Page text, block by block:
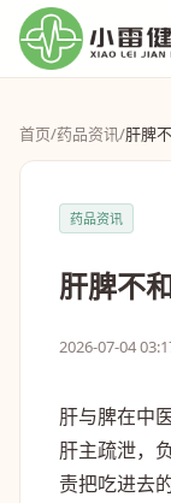
首页/药品资讯/肝脾
药品资讯
肝脾不
2026-07-04
肝与脾在中
肝主疏泄，
责把吃进去